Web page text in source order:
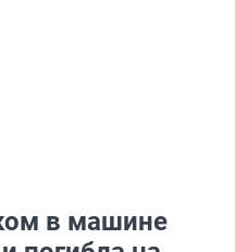
в машине